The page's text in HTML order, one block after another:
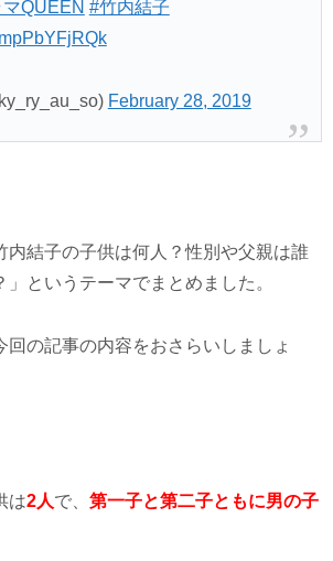
QUEEN #竹内結子
February 28, 2019
内結子の子供は何人？性別や父親は誰
というテーマでまとめました。
回の記事の内容をおさらいしましょ
は2人で、 第一子と第二子ともに男の子